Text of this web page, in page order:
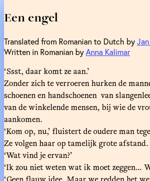
Een engel
Translated from Romanian to Dutch by
Written in Romanian byAnna Kalimar
‘Ssst, daar komt ze aan.’
Zonder zich te verroeren hurken de
schoenen en handschoenen van
van de winkelende mensen, bij wie de
aankomen.
‘Kom op, nu,’ fluistert de oudere man
Ze volgen haar op tamelijk grote
‘Wat vind je ervan?’
‘Ik zou niet weten wat ik moet zeggen...